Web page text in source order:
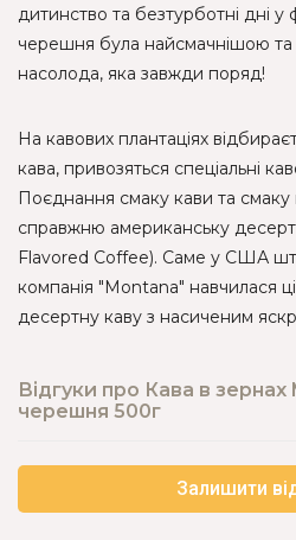
дитинство та безтурботні дні
черешня була найсмачнішою
насолода, яка завжди поряд!
На кавових плантаціях
кава, привозяться спеціальні
Поєднання смаку кави та
справжню американську
Flavored Coffee). Саме у США
компанія "Montana" навчилася
десертну каву з насиченим
Відгуки про Кава в
черешня 500г
Залишити